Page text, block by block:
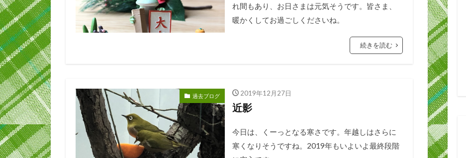
れ間もあり、お日さまは元気そうです。皆さま、
暖かくしてお過ごしくださいね。
続きを読む
過去ブログ 2019年12月27日
近影
今日は、くーっとなる寒さです。年越しはさらに
寒くなりそうですね。2019年もいよいよ最終段階